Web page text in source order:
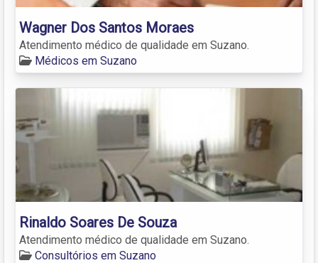
Wagner Dos Santos Moraes
Atendimento médico de qualidade em Suzano.
Médicos em Suzano
Rinaldo Soares De Souza
Atendimento médico de qualidade em Suzano.
Consultórios em Suzano